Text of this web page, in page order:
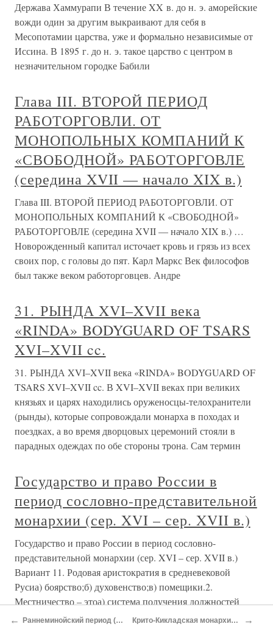
Держава Хаммурапи В течение XX в. до н. э. аморейские
вожди один за другим выкраивают для себя в
Месопотамии царства, уже и формально независимые от
Иссина. В 1895 г. до н. э. такое царство с центром в
незначительном городке Бабили
Глава III. ВТОРОЙ ПЕРИОД
РАБОТОРГОВЛИ. ОТ
МОНОПОЛЬНЫХ КОМПАНИЙ К
«СВОБОДНОЙ» РАБОТОРГОВЛЕ
(середина XVII — начало XIX в.)
Глава III. ВТОРОЙ ПЕРИОД РАБОТОРГОВЛИ. ОТ
МОНОПОЛЬНЫХ КОМПАНИЙ К «СВОБОДНОЙ»
РАБОТОРГОВЛЕ (середина XVII — начало XIX в.) …
Новорожденный капитал источает кровь и грязь из всех
своих пор, с головы до пят. Карл Маркс Век философов
был также веком работорговцев. Андре
31. РЫНДА XVI–XVII века
«RINDA» BODYGUARD OF TSARS
XVI–XVII cc.
31. РЫНДА XVI–XVII века «RINDA» BODYGUARD OF
TSARS XVI–XVII cc. В XVI–XVII веках при великих
князьях и царях находились оруженосцы-телохранители
(рынды), которые сопровождали монарха в походах и
поездках, а во время дворцовых церемоний стояли в
парадных одеждах по обе стороны трона. Сам термин
Государство и право России в
период сословно-представительной
монархии (сер. XVI – сер. XVII в.)
Государство и право России в период сословно-
представительной монархии (сер. XVI – сер. XVII в.)
Вариант 11. Родовая аристократия в средневековой
Русиа) боярство;б) духовенство;в) помещики.2.
Местничество – этоа) система получения должностей
боярами по принципу знатности;б)
← Раннеминойский период (XXX–XXV вв. до н. э.) Крито-Кикладская монархия (XVII–XV вв. до н. э.) →